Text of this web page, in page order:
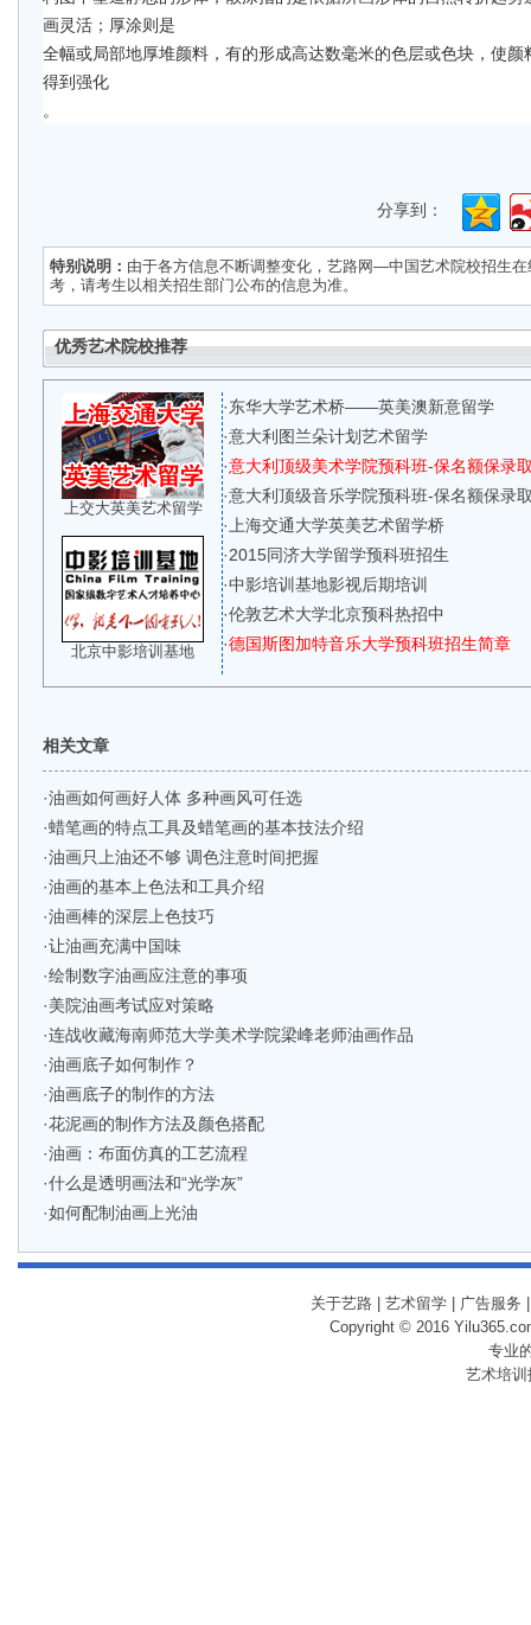
画灵活；厚涂则是
全幅或局部地厚堆颜料，有的形成高达数毫米的色层或色块，使
得到强化
。
分享到：
特别说明： 由于各方信息不断调整变化， 艺路网—中国艺术院校招生在
考，请考生以相关招生部门公布的信息为准。
优秀艺术院校推荐
上交大英美艺术留学
北京中影培训基地
·东华大学艺术桥——英美澳新意留学
·意大利图兰朵计划艺术留学
·意大利顶级美术学院预科班-保名额保录
·意大利顶级音乐学院预科班-保名额保录
· 上海交通大学英美艺术留学桥
·2015同济大学留学预科班招生
·中影培训基地影视后期培训
·伦敦艺术大学北京预科热招中
·德国斯图加特音乐大学预科班招生简章
相关文章
·油画如何画好人体 多种画风可任选
·蜡笔画的特点工具及蜡笔画的基本技法介绍
·油画只上油还不够 调色注意时间把握
·油画的基本上色法和工具介绍
·油画棒的深层上色技巧
·让油画充满中国味
·绘制数字油画应注意的事项
·美院油画考试应对策略
·连战收藏海南师范大学美术学院梁峰老师油画作品
·油画底子如何制作？
·油画底子的制作的方法
·花泥画的制作方法及颜色搭配
·油画：布面仿真的工艺流程
·什么是透明画法和“光学灰”
·如何配制油画上光油
关于艺路 艺术留学 广告服务
Copyright © 2016
专业
艺术培